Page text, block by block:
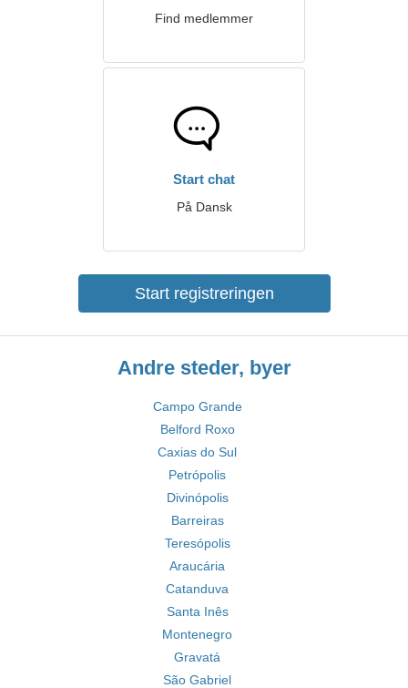
Find medlemmer
Start chat
På Dansk
Start registreringen
Andre steder, byer
Campo Grande
Belford Roxo
Caxias do Sul
Petrópolis
Divinópolis
Barreiras
Teresópolis
Araucária
Catanduva
Santa Inês
Montenegro
Gravatá
São Gabriel